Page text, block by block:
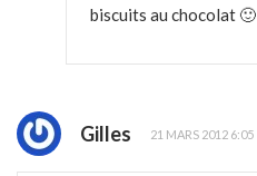
biscuits au chocolat 🙂
Gilles 21 MARS 2012 6:05